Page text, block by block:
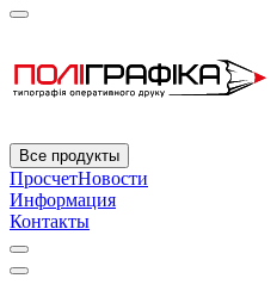
Все продукты
ПросчетНовости
Информация
Контакты